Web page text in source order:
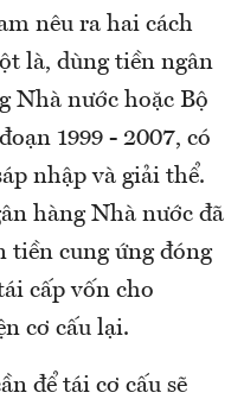
nêu ra hai cách
là, dùng tiền ngân
Nhà nước hoặc Bộ
1999 - 2007, có
nhập và giải thể.
hàng Nhà nước đã
tiền cung ứng đóng
cấp vốn cho
cơ cấu lại.
để tái cơ cấu sẽ